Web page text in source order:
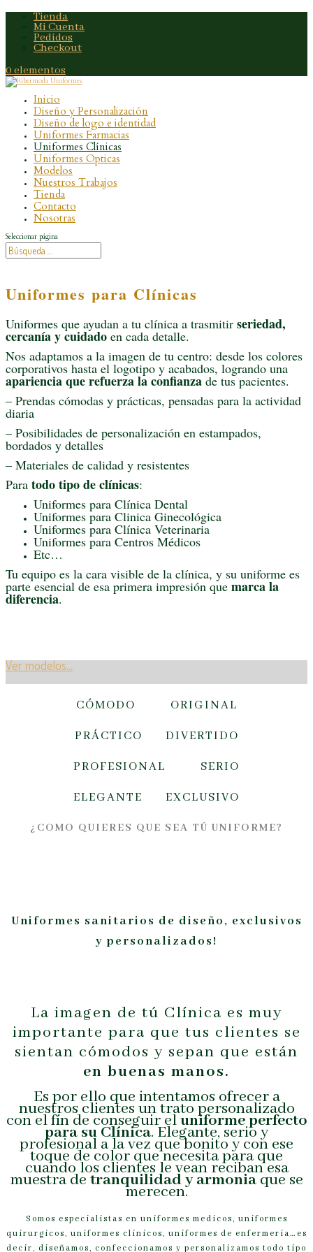
Tienda
Mi Cuenta
Pedidos
Checkout
0 elementos
Inicio
Diseño y Personalización
Diseño de logo e identidad
Uniformes Farmacias
Uniformes Clínicas
Uniformes Opticas
Modelos
Nuestros Trabajos
Tienda
Contacto
Nosotras
Seleccionar página
Uniformes para Clínicas
Uniformes que ayudan a tu clínica a trasmitir seriedad,
cercanía y cuidado en cada detalle.
Nos adaptamos a la imagen de tu centro: desde los colores
corporativos hasta el logotipo y acabados, logrando una
apariencia que refuerza la confianza de tus pacientes.
– Prendas cómodas y prácticas, pensadas para la actividad
diaria
– Posibilidades de personalización en estampados,
bordados y detalles
– Materiales de calidad y resistentes
Para todo tipo de clínicas:
Uniformes para Clínica Dental
Uniformes para Clinica Ginecológica
Uniformes para Clínica Veterinaria
Uniformes para Centros Médicos
Etc…
Tu equipo es la cara visible de la clínica, y su uniforme es
parte esencial de esa primera impresión que marca la
diferencia.
Ver modelos...
CÓMODO ORIGINAL
PRÁCTICO DIVERTIDO
PROFESIONAL SERIO
ELEGANTE EXCLUSIVO
¿COMO QUIERES QUE SEA TÚ UNIFORME?
Uniformes sanitarios de diseño, exclusivos
y personalizados!
La imagen de tú Clínica es muy
importante para que tus clientes se
sientan cómodos y sepan que están
en buenas manos.
Es por ello que intentamos ofrecer a
nuestros clientes un trato personalizado
con el fín de conseguir eluniforme perfecto
para su Clínica. Elegante, serio y
profesional a la vez que bonito y con ese
toque de color que necesita para que
cuando los clientes le vean reciban esa
muestra de tranquilidad y armoniaque se
merecen.
Somos especialistas en uniformes medicos, uniformes
quirurgicos, uniformes clinicos, uniformes de enfermeria…es
decir, diseñamos, confeccionamos y personalizamos todo tipo